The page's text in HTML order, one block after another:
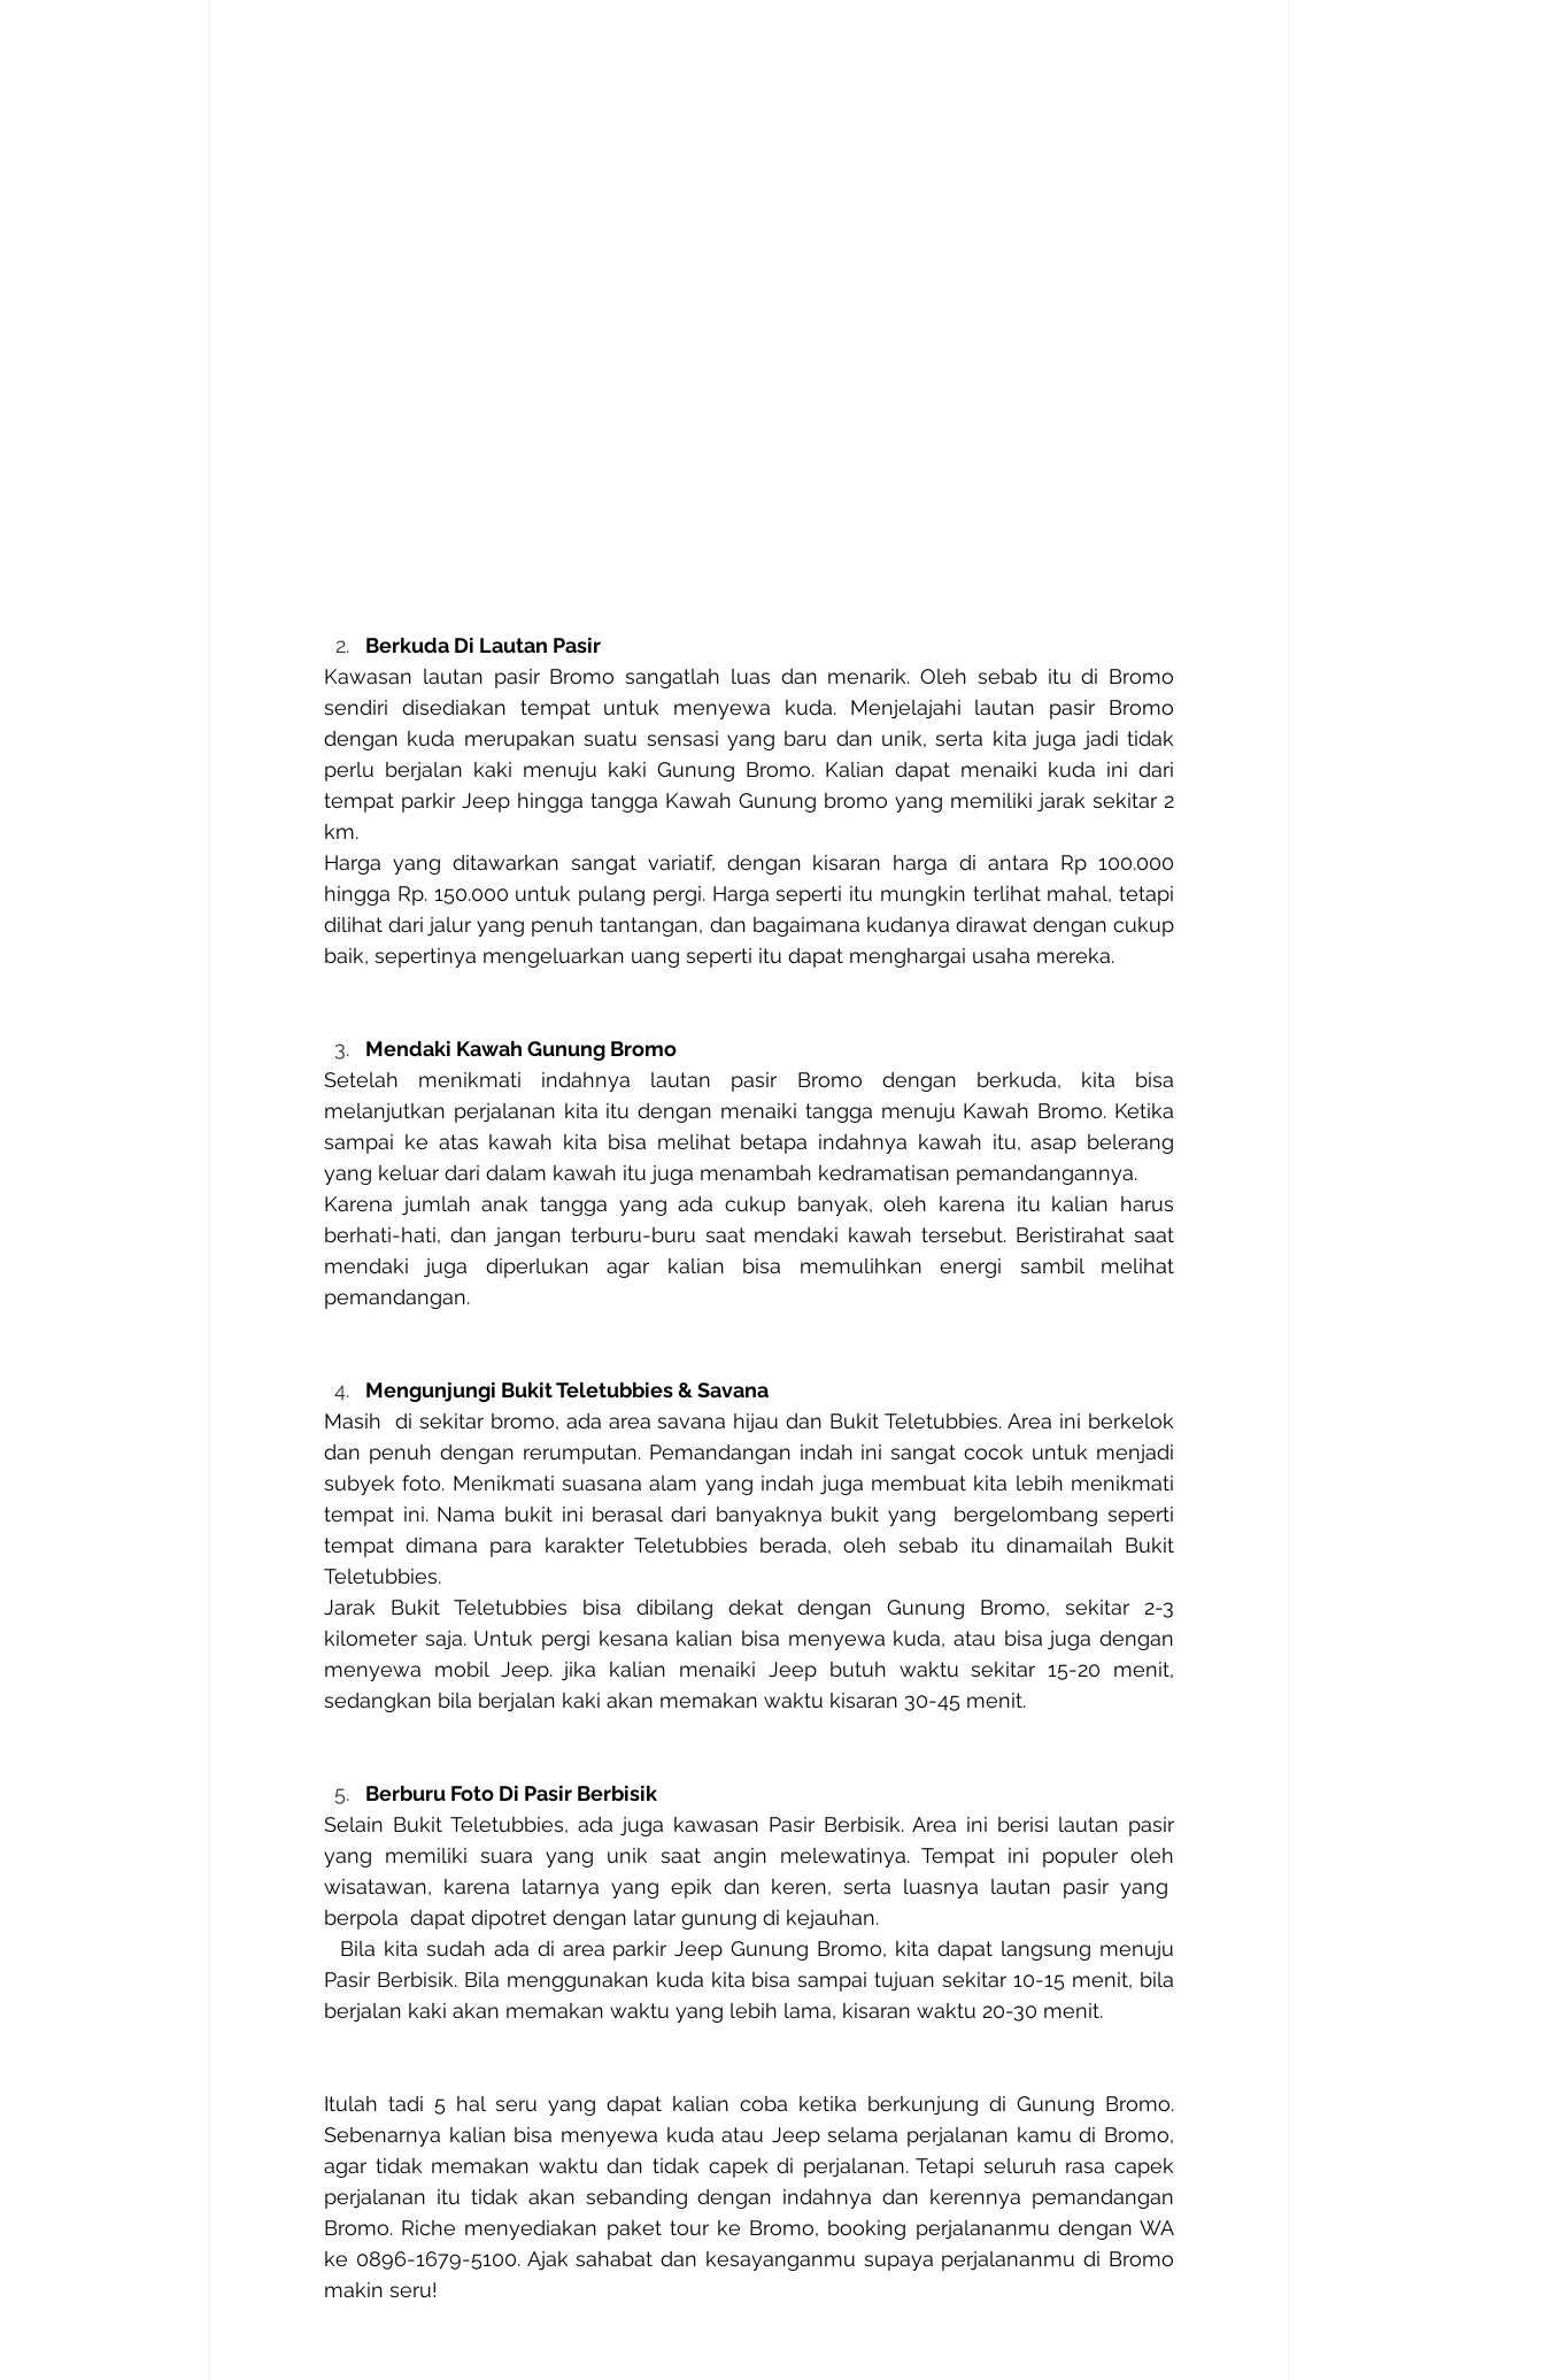
Berkuda Di Lautan Pasir
Kawasan lautan pasir Bromo sangatlah luas dan menarik. Oleh sebab itu di Bromo
sendiri disediakan tempat untuk menyewa kuda. Menjelajahi lautan pasir Bromo
dengan kuda merupakan suatu sensasi yang baru dan unik, serta kita juga jadi tidak
perlu berjalan kaki menuju kaki Gunung Bromo. Kalian dapat menaiki kuda ini dari
tempat parkir Jeep hingga tangga Kawah Gunung bromo yang memiliki jarak sekitar 2
km.
Harga yang ditawarkan sangat variatif, dengan kisaran harga di antara Rp 100.000
hingga Rp. 150.000 untuk pulang pergi. Harga seperti itu mungkin terlihat mahal, tetapi
dilihat dari jalur yang penuh tantangan, dan bagaimana kudanya dirawat dengan cukup
baik, sepertinya mengeluarkan uang seperti itu dapat menghargai usaha mereka.
Mendaki Kawah Gunung Bromo
Setelah menikmati indahnya lautan pasir Bromo dengan berkuda, kita bisa
melanjutkan perjalanan kita itu dengan menaiki tangga menuju Kawah Bromo. Ketika
sampai ke atas kawah kita bisa melihat betapa indahnya kawah itu, asap belerang
yang keluar dari dalam kawah itu juga menambah kedramatisan pemandangannya.
Karena jumlah anak tangga yang ada cukup banyak, oleh karena itu kalian harus
berhati-hati, dan jangan terburu-buru saat mendaki kawah tersebut. Beristirahat saat
mendaki juga diperlukan agar kalian bisa memulihkan energi sambil melihat
pemandangan.
Mengunjungi Bukit Teletubbies & Savana
Masih  di sekitar bromo, ada area savana hijau dan Bukit Teletubbies. Area ini berkelok
dan penuh dengan rerumputan. Pemandangan indah ini sangat cocok untuk menjadi
subyek foto. Menikmati suasana alam yang indah juga membuat kita lebih menikmati
tempat ini. Nama bukit ini berasal dari banyaknya bukit yang  bergelombang seperti
tempat dimana para karakter Teletubbies berada, oleh sebab itu dinamailah Bukit
Teletubbies.
Jarak Bukit Teletubbies bisa dibilang dekat dengan Gunung Bromo, sekitar 2-3
kilometer saja. Untuk pergi kesana kalian bisa menyewa kuda, atau bisa juga dengan
menyewa mobil Jeep. jika kalian menaiki Jeep butuh waktu sekitar 15-20 menit,
sedangkan bila berjalan kaki akan memakan waktu kisaran 30-45 menit.
Berburu Foto Di Pasir Berbisik
Selain Bukit Teletubbies, ada juga kawasan Pasir Berbisik. Area ini berisi lautan pasir
yang memiliki suara yang unik saat angin melewatinya. Tempat ini populer oleh
wisatawan, karena latarnya yang epik dan keren, serta luasnya lautan pasir yang
berpola  dapat dipotret dengan latar gunung di kejauhan.
Bila kita sudah ada di area parkir Jeep Gunung Bromo, kita dapat langsung menuju
Pasir Berbisik. Bila menggunakan kuda kita bisa sampai tujuan sekitar 10-15 menit, bila
berjalan kaki akan memakan waktu yang lebih lama, kisaran waktu 20-30 menit.
Itulah tadi 5 hal seru yang dapat kalian coba ketika berkunjung di Gunung Bromo.
Sebenarnya kalian bisa menyewa kuda atau Jeep selama perjalanan kamu di Bromo,
agar tidak memakan waktu dan tidak capek di perjalanan. Tetapi seluruh rasa capek
perjalanan itu tidak akan sebanding dengan indahnya dan kerennya pemandangan
Bromo. Riche menyediakan paket tour ke Bromo, booking perjalananmu dengan WA
ke 0896-1679-5100. Ajak sahabat dan kesayanganmu supaya perjalananmu di Bromo
makin seru!